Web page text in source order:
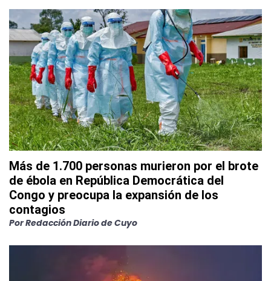
Más de 1.700 personas murieron por el brote
de ébola en República Democrática del
Congo y preocupa la expansión de los
contagios
PorRedacción Diario de Cuyo